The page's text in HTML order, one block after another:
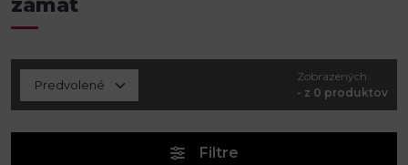
zamat
Zobrazených:
- z 0 produktov
Filtre